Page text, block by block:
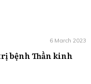
6 March 2023
bệnh Thần kinh